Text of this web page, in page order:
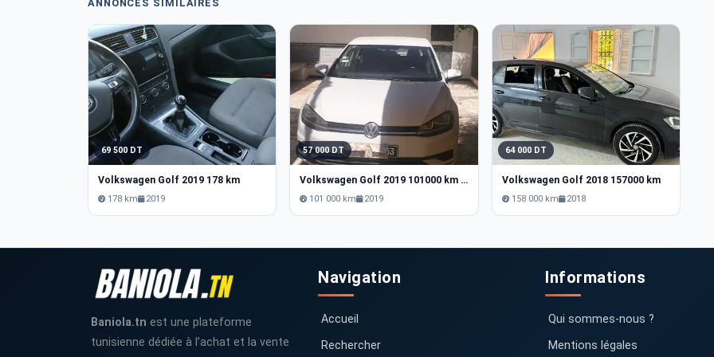
ANNONCES SIMILAIRES
69 500 DT
Volkswagen Golf 2019 178 km
178 km 2019
57 000 DT
Volkswagen Golf 2019 101000 km boîte automatique
101 000 km 2019
64 000 DT
Volkswagen Golf 2018 157000 km
158 000 km 2018
Baniola.tn est une plateforme
tunisienne dédiée à l’achat et la vente
Navigation
Accueil
Rechercher
Informations
Qui sommes-nous ?
Mentions légales